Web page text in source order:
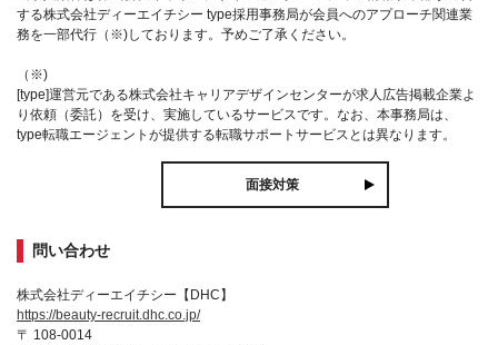
する株式会社ディーエイチシー type採用事務局が会員へのアプローチ関連業
務を一部代行（※)しております。予めご了承ください。
（※)
[type]運営元である株式会社キャリアデザインセンターが求人広告掲載企業よ
り依頼（委託）を受け、実施しているサービスです。なお、本事務局は、
type転職エージェントが提供する転職サポートサービスとは異なります。
面接対策
問い合わせ
株式会社ディーエイチシー【DHC】
https://beauty-recruit.dhc.co.jp/
〒 108-0014